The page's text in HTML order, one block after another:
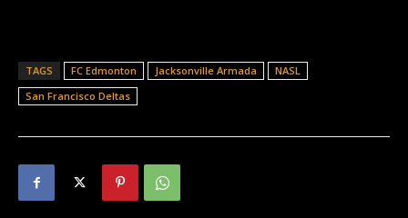
TAGS FC Edmonton Jacksonville Armada
NASL
San Francisco Deltas